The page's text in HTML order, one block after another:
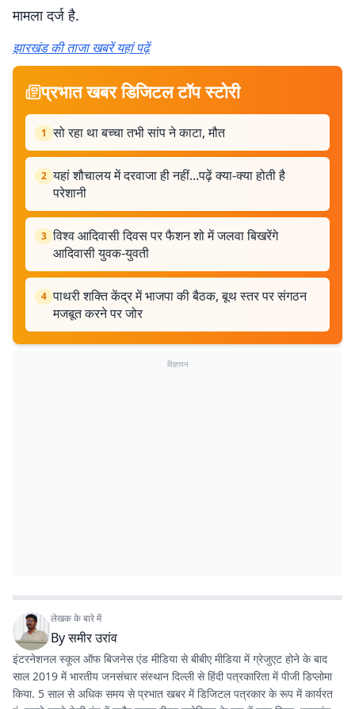
मामला दर्ज है.
झारखंड की ताजा खबरें यहां पढ़ें
प्रभात खबर डिजिटल टॉप स्टोरी
1 सो रहा था बच्चा तभी सांप ने काटा, मौत
2 यहां शौचालय में दरवाजा ही नहीं...पढ़ें क्या-क्या होती है
परेशानी
3 विश्व आदिवासी दिवस पर फैशन शो में जलवा बिखरेंगे
आदिवासी युवक-युवती
4 पाथरी शक्ति केंद्र में भाजपा की बैठक, बूथ स्तर पर संगठन
मजबूत करने पर जोर
विज्ञापन
लेखक के बारे में
Byसमीर उरांव
इंटरनेशनल स्कूल ऑफ बिजनेस एंड मीडिया से बीबीए मीडिया में ग्रेजुएट होने के बाद
साल 2019 में भारतीय जनसंचार संस्थान दिल्ली से हिंदी पत्रकारिता में पीजी डिप्लोमा
किया. 5 साल से अधिक समय से प्रभात खबर में डिजिटल पत्रकार के रूप में कार्यरत